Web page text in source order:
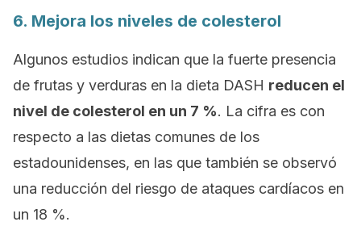
6. Mejora los niveles de colesterol
Algunos estudios indican que la fuerte presencia
de frutas y verduras en la dieta DASH reducen el
nivel de colesterol en un 7 %. La cifra es con
respecto a las dietas comunes de los
estadounidenses, en las que también se observó
una reducción del riesgo de ataques cardíacos en
un 18 %.